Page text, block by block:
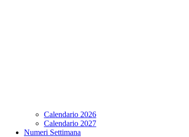
Calendario 2026
Calendario 2027
Numeri Settimana